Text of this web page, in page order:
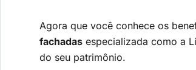
Agora que você conhece os
fachadas especializada como a
do seu patrimônio.